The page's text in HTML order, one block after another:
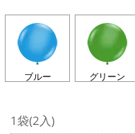
ブルー グリーン
1袋(2入)